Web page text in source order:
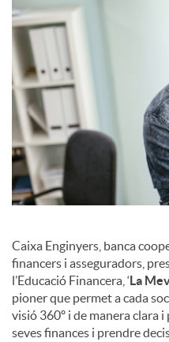
Caixa Enginyers, banca
financers i asseguradors,
l’Educació Financera, ‘La
pioner que permet a cada
visió 360º i de manera clara
seves finances i prendre